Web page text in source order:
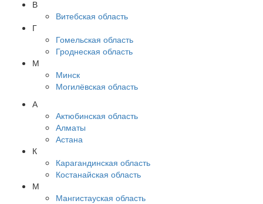
В
Витебская область
Г
Гомельская область
Гроднеская область
М
Минск
Могилёвская область
А
Актюбинская область
Алматы
Астана
К
Карагандинская область
Костанайская область
М
Мангистауская область